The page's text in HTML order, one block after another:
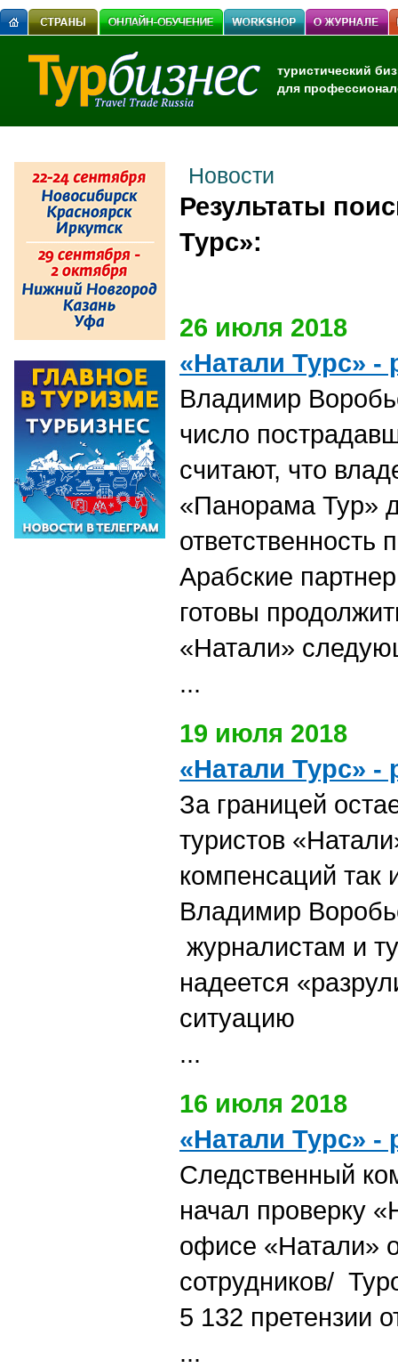
туристический
для
Новости
Результаты
Турс»:
26 июля 2018
«Натали Турс» -
Владимир
число
считают, что
«Панорама Тур»
ответственность
Арабские
готовы
«Натали»
...
19 июля 2018
«Натали Турс» -
За границей
туристов
компенсаций так
Владимир
журналистам и
надеется
ситуацию
...
16 июля 2018
«Натали Турс» -
Следственный
начал проверку
офисе «Натали»
сотрудников/
5 132 претензии
...